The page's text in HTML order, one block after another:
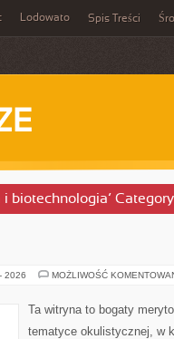
Lodowato Spis Treści
biotechnologia’ Category
2026 MOŻLIWOŚĆ
Ta witryna to bogaty
tematyce okulistycznej, w